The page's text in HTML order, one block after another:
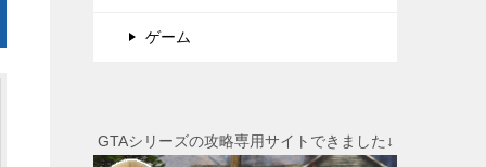
ゲーム
GTAシリーズの攻略専用サイトできました↓